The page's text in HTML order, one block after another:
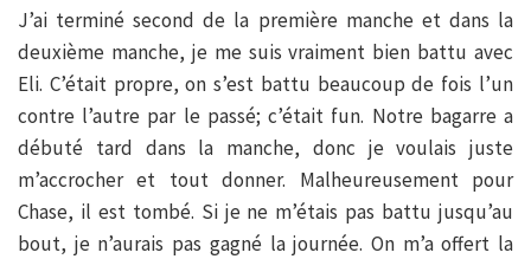
J’ai terminé second de la première manche et dans la
deuxième manche, je me suis vraiment bien battu avec
Eli. C’était propre, on s’est battu beaucoup de fois l’un
contre l’autre par le passé; c’était fun. Notre bagarre a
débuté tard dans la manche, donc je voulais juste
m’accrocher et tout donner. Malheureusement pour
Chase, il est tombé. Si je ne m’étais pas battu jusqu’au
bout, je n’aurais pas gagné la journée. On m’a offert la